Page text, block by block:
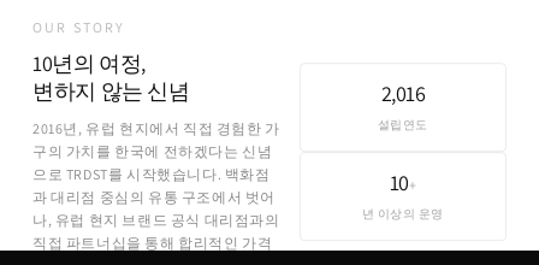
OUR STORY
10년의 여정,
변하지 않는 신념
2016년, 유럽 현지에서 직접 경험한 가
구의 가치를 한국에 전하겠다는 신념
으로 TRDST를 시작했습니다. 백화점
과 대리점 중심의 유통 구조에서 벗어
나, 유럽 현지 브랜드 공식 대리점과의
직접 파트너십을 통해 합리적인 가격
2,016
설립연도
10+
년 이상의 운영